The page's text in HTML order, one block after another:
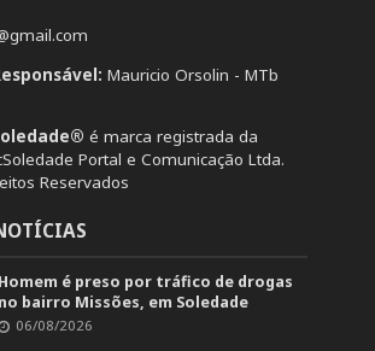
Mauricio Orsolin - MTb
é marca registrada da
Portal e Comunicação Ltda.
Reservados
Homem é preso por tráfico de drogas
no bairro Missões, em Soledade
06/08/2026